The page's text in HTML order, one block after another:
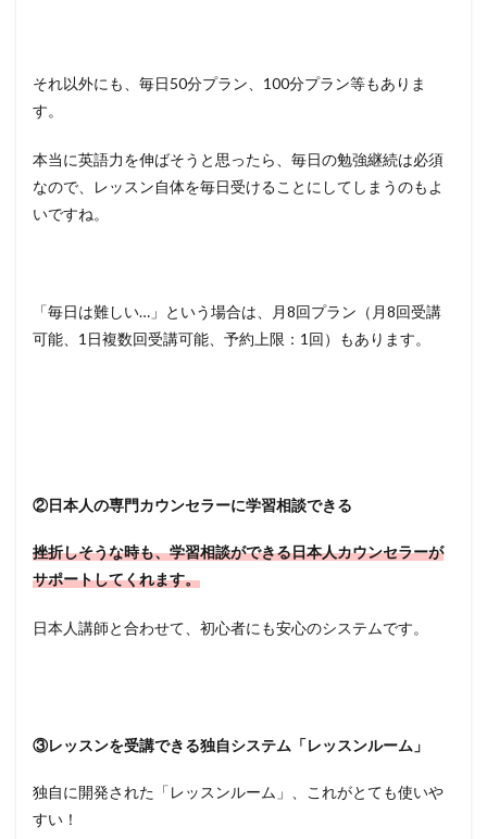
それ以外にも、毎日50分プラン、100分プラン等もありま
す。
本当に英語力を伸ばそうと思ったら、毎日の勉強継続は必須
なので、レッスン自体を毎日受けることにしてしまうのもよ
いですね。
「毎日は難しい…」という場合は、月8回プラン（月8回受講
可能、1日複数回受講可能、予約上限：1回）もあります。
②日本人の専門カウンセラーに学習相談できる
挫折しそうな時も、学習相談ができる日本人カウンセラーが
サポートしてくれます。
日本人講師と合わせて、初心者にも安心のシステムです。
③レッスンを受講できる独自システム「レッスンルーム」
独自に開発された「レッスンルーム」、これがとても使いや
すい！